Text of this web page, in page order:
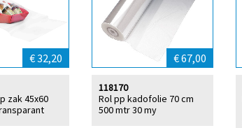
€ 32,20
zak 45x60
€ 67,00
Rol pp kadofolie 70 cm
500 mtr 30 my
118170